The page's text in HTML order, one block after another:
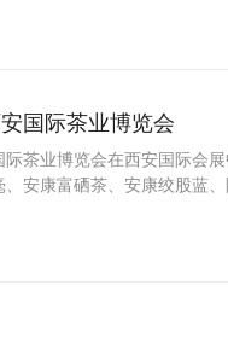
国际茶业博览会
茶业博览会在西安国际会
安康富硒茶、安康绞股蓝